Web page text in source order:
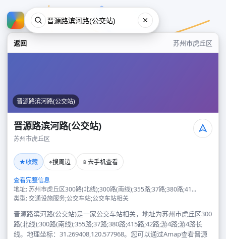
返回 苏州市虎丘区
晋源路滨河路(公交站)
晋源路滨河路(公交站)
苏州市虎丘区
★收藏 ⌖搜周边 📱 去手机查看
查看完整信息
地址: 苏州市虎丘区300路(北线);300路(南线);355路;37路;380路;41...
类型: 交通设施服务;公交车站;公交车站相关
晋源路滨河路(公交站)是一家公交车站相关，地址为苏州市虎丘区300
路(北线);300路(南线);355路;37路;380路;415路;42路;游4路;游4路长
线。地理坐标：31.269408,120.577968。您可以通过Amap查看晋源